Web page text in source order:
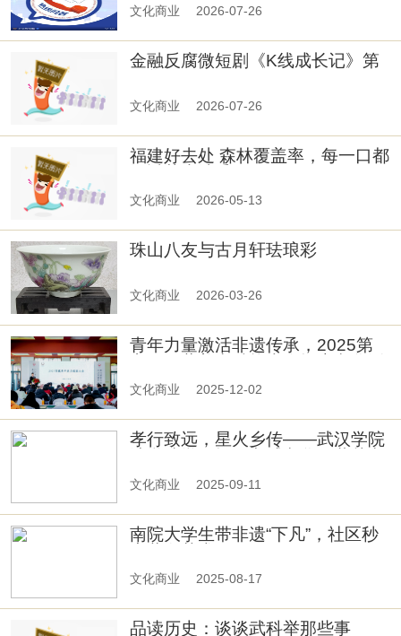
文化商业 2026-07-26
金融反腐微短剧《K线成长记》第
文化商业 2026-07-26
福建好去处 森林覆盖率，每一口都
文化商业 2026-05-13
珠山八友与古月轩珐琅彩
文化商业 2026-03-26
青年力量激活非遗传承，2025第
化新路径！
文化商业 2025-12-02
孝行致远，星火乡传——武汉学院
化传承之约
文化商业 2025-09-11
南院大学生带非遗“下凡”，社区秒
文化商业 2025-08-17
品读历史：谈谈武科举那些事